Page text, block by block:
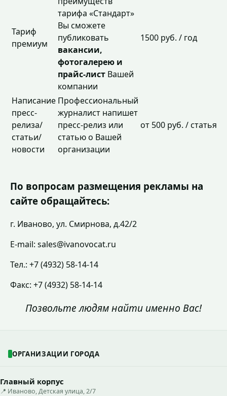
Тариф
премиум
тарифа «Стандарт»
Вы сможете
публиковать
вакансии,
фотогалерею и
прайс-лист Вашей
компании
1500 руб. / год
Написание
пресс-
релиза/
статьи/
новости
Профессиональный
журналист напишет
пресс-релиз или
статью о Вашей
организации
от 500 руб. / статья
По вопросам размещения рекламы на
сайте обращайтесь:
г. Иваново, ул. Смирнова, д.42/2
E-mail: sales@ivanovocat.ru
Тел.: +7 (4932) 58-14-14
Факс: +7 (4932) 58-14-14
Позвольте людям найти именно Вас!
ОРГАНИЗАЦИИ ГОРОДА
Главный корпус
📍 Иваново, Детская улица, 2/7